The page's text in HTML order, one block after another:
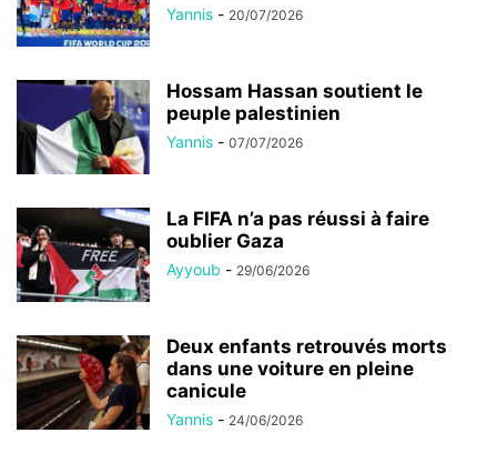
Yannis - 20/07/2026
Hossam Hassan soutient le
peuple palestinien
Yannis - 07/07/2026
La FIFA n’a pas réussi à faire
oublier Gaza
Ayyoub - 29/06/2026
Deux enfants retrouvés morts
dans une voiture en pleine
canicule
Yannis - 24/06/2026